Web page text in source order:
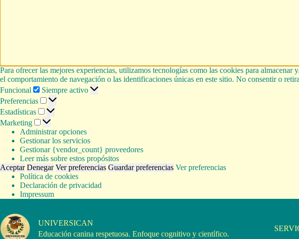
Para ofrecer las mejores experiencias, utilizamos tecnologías como las cookies para
el comportamiento de navegación o las identificaciones únicas en este sitio. No consentir o
Funcional
Funcional
Siempre activo
Preferencias
Preferencias
Estadísticas Estadísticas
Marketing Marketing
Administrar opciones
Gestionar los servicios
Gestionar {vendor_count} proveedores
Leer más sobre estos propósitos
Aceptar Denegar Ver preferencias Guardar preferencias Ver preferencias
Política de cookies
Declaración de privacidad
Impressum
contenido
UNIVERSICAN
Educación canina respetuosa. Enfoque cognitivo y científico.